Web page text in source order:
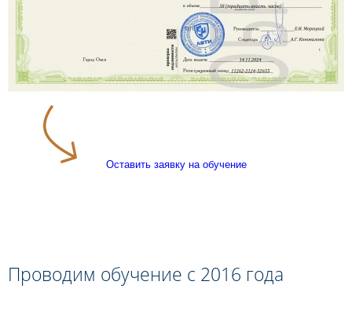
Оставить заявку на обучение
Проводим обучение с 2016 года